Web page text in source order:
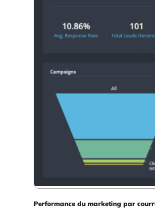
Performance du marketing par